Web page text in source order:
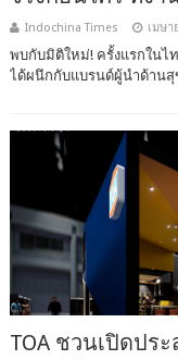
Indochina Times เมษา
พบกับมิติใหม่! ครั้งแรกในไท
ได้ผนึกกับแบรนด์ผู้นำด้านสุ
TOA ชวนเปิดปร